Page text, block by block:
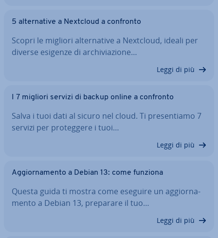
5 al­ter­na­ti­ve a Nextcloud a confronto
Scopri le migliori al­ter­na­ti­ve a Nextcloud, ideali per
diverse esigenze di ar­chi­via­zio­ne…
Leggi di più
I 7 migliori servizi di backup online a confronto
Salva i tuoi dati al sicuro nel cloud. Ti pre­sen­tia­mo 7
servizi per pro­teg­ge­re i tuoi…
Leggi di più
Ag­gior­na­men­to a Debian 13: come funziona
Questa guida ti mostra come eseguire un ag­gior­na­
men­to a Debian 13, preparare il tuo…
Leggi di più